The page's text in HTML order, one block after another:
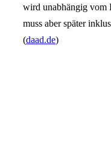
wird unabhängig vom
muss aber später
(daad.de)